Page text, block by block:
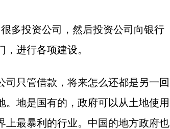
多投资公司，然后投资公司向银行
进行各项建设。
只管借款，将来怎么还都是另一回
地是国有的，政府可以从土地使用
上最暴利的行业。中国的地方政府也